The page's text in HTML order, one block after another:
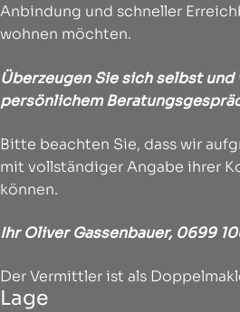
Anbindung und schneller
wohnen möchten.
Überzeugen Sie sich selbst
persönlichem
Bitte beachten Sie, dass wir
mit vollständiger Angabe ihrer
können.
Ihr Oliver Gassenbauer, 0699
Der Vermittler ist als
Lage